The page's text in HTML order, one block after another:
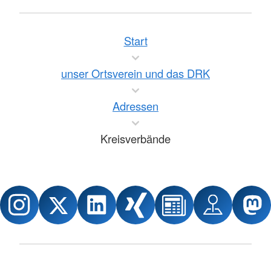
Start
unser Ortsverein und das DRK
Adressen
Kreisverbände